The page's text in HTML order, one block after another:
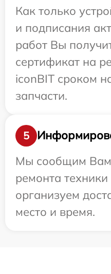
Как только
и подписания
работ Вы
сертификат на
iconBIT сроком
запчасти.
5
Мы сообщим
ремонта
организуем
место и время.